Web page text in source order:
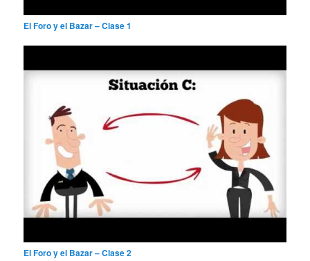
El Foro y el Bazar – Clase 1
El Foro y el Bazar – Clase 2